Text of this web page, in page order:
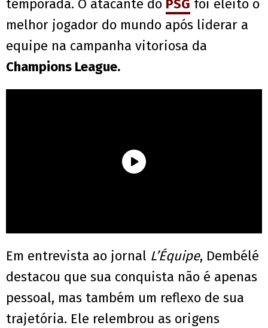
temporada. O atacante do PSG foi eleito o
melhor jogador do mundo após liderar a
equipe na campanha vitoriosa da
Champions League.
Em entrevista ao jornal L’Équipe, Dembélé
destacou que sua conquista não é apenas
pessoal, mas também um reflexo de sua
trajetória. Ele relembrou as origens